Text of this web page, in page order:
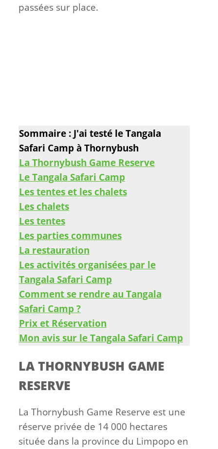
passées sur place.
Sommaire : J'ai testé le Tangala
Safari Camp à Thornybush
La Thornybush Game Reserve
Le Tangala Safari Camp
Les tentes et les chalets
Les chalets
Les tentes
Les parties communes
La restauration
Les activités organisées par le
Tangala Safari Camp
Comment se rendre au Tangala
Safari Camp ?
Prix et Réservation
Mon avis sur le Tangala Safari Camp
LA THORNYBUSH GAME
RESERVE
La Thornybush Game Reserve est une
réserve privée de 14 000 hectares
située dans la province du Limpopo en